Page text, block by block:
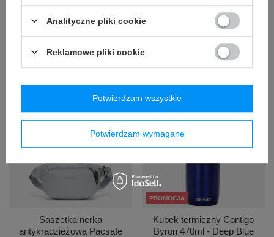
68,00 zł
Najniższa cena produktu w
okresie 30 dni przed
wprowadzeniem obniżki:
69,99 zł -2%
Boxer Brief butelki - szare
19,99 zł / szt.
Najniższa cena produktu w
okresie 30 dni przed
wprowadzeniem obniżki:
Saszetka nerka
antykradzieżowa Pacsafe
PROMOCJA
Kubek termiczny Contigo
Byron 470ml - Deep Blue
Analityczne pliki cookie
Reklamowe pliki cookie
Potwierdzam wymagane
Potwierdzam wszystkie